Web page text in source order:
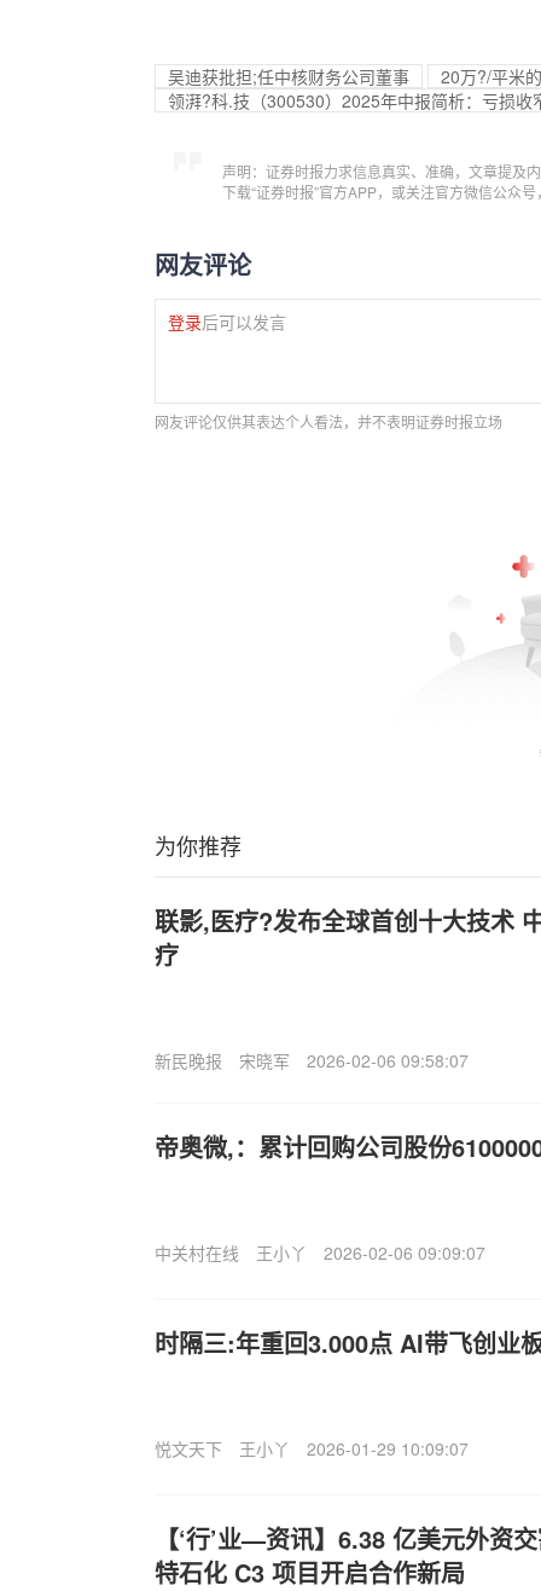
吴迪获批担;任中核财务公司董事
20万?/平米
领湃?科.技（300530）2025年中报简析：亏损收
声明：证券时报力求信息真实、准确，文章提及
下载“证券时报”官方APP，或关注官方微信公众
网友评论
登录后可以发言
网友评论仅供其表达个人看法，并不表明证券时报立场
为你推荐
联影,医疗?发布全球首创十大技术
疗
新民晚报 宋晓军 2026-02-06 09:58:07
帝奥微,：累计回购公司股份
中关村在线 王小丫 2026-02-06 09:09:07
时隔三:年重回3.000点 AI带飞创业
悦文天下 王小丫 2026-01-29 10:09:07
【‘行’业—资讯】6.38 亿美元外资
特石化 C3 项目开启合作新局